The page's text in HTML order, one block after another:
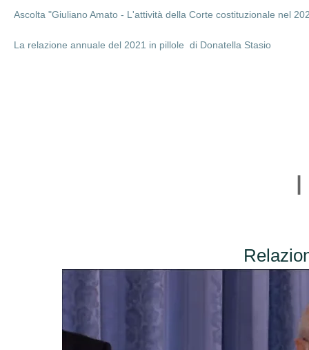
Ascolta "Giuliano Amato - L'attività della Corte costituzionale nel
La relazione annuale del 2021 in pillole  di Donatella Stasio